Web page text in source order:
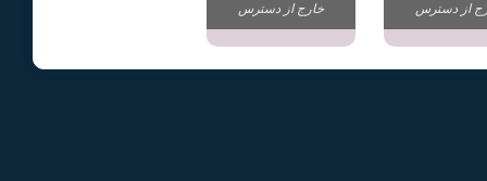
از دسترس خارج از دسترس